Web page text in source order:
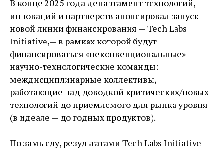
В конце 2025 года департамент технологий,
инноваций и партнерств анонсировал запуск
новой линии финансирования — ​Tech Labs
Initiative, — ​в рамках которой будут
финансироваться «неконвенциональные»
научно-­технологические команды:
междисциплинарные коллективы,
работающие над доводкой критических/новых
технологий до приемлемого для рынка уровня
(в идеале — ​до годных продуктов).
По замыслу, результатами Tech Labs Initiative